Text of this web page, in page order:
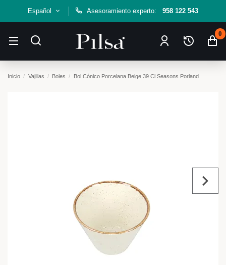
Español Asesoramiento experto: 958 122 543
0
Inicio Vajillas Boles Bol Cónico Porcelana Beige 39 Cl Seasons Porland